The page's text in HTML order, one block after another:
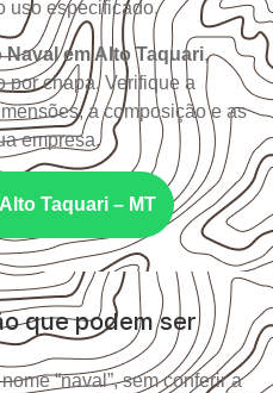
uso especificado.
em Alto Taquari,
por chapa. Verifique a
a composição e as
empresa.
Taquari – MT
que podem ser
“naval”, sem conferir a